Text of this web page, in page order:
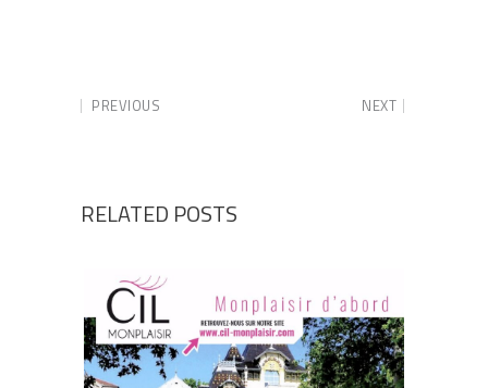
PREVIOUS NEXT
RELATED POSTS